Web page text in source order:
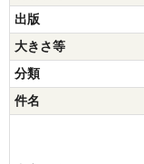
出版
大きさ等
分類
件名